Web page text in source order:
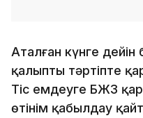
Аталған күнге дейін
қалыпты тәртіпте
Тіс емдеуге БЖЗҚ
өтінім қабылдау